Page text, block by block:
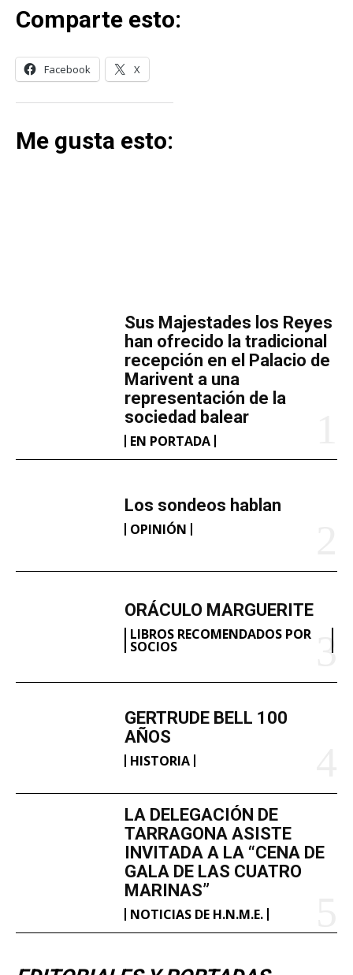
​Sus Majestades los Reyes
han ofrecido la tradicional
recepción en el Palacio de
Marivent​ a una
representación de la
sociedad balear
EN PORTADA
Los sondeos hablan
OPINIÓN
ORÁCULO MARGUERITE
LIBROS RECOMENDADOS POR
SOCIOS
GERTRUDE BELL 100
AÑOS
HISTORIA
LA DELEGACIÓN DE
TARRAGONA ASISTE
INVITADA A LA “CENA DE
GALA DE LAS CUATRO
MARINAS”
NOTICIAS DE H.N.M.E.
Comparte esto:
Facebook X
Me gusta esto: